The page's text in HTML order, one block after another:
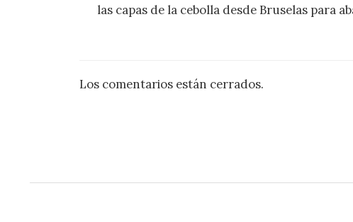
las capas de la cebolla desde Bruselas para
Los comentarios están cerrados.